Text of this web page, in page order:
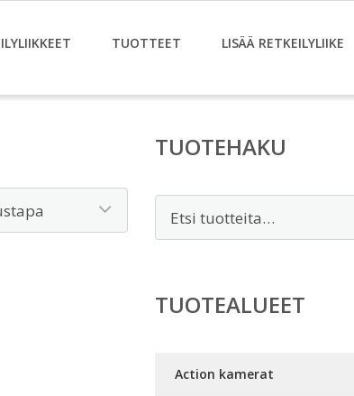
TUOTTEET LISÄÄ RETKEILYLIIKE
TUOTEHAKU
TUOTEALUEET
Action kamerat